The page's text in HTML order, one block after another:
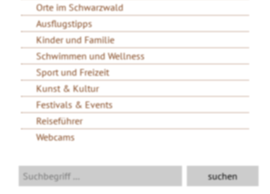
Orte im Schwarzwald
Ausflugstipps
Kinder und Familie
Schwimmen und Wellness
Sport und Freizeit
Kunst & Kultur
Festivals & Events
Reiseführer
Webcams